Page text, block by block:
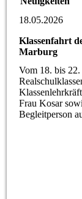
18.05.2026
Klassenfahrt
Marburg
Vom 18. bis
Frau Kosar
Begleitperson